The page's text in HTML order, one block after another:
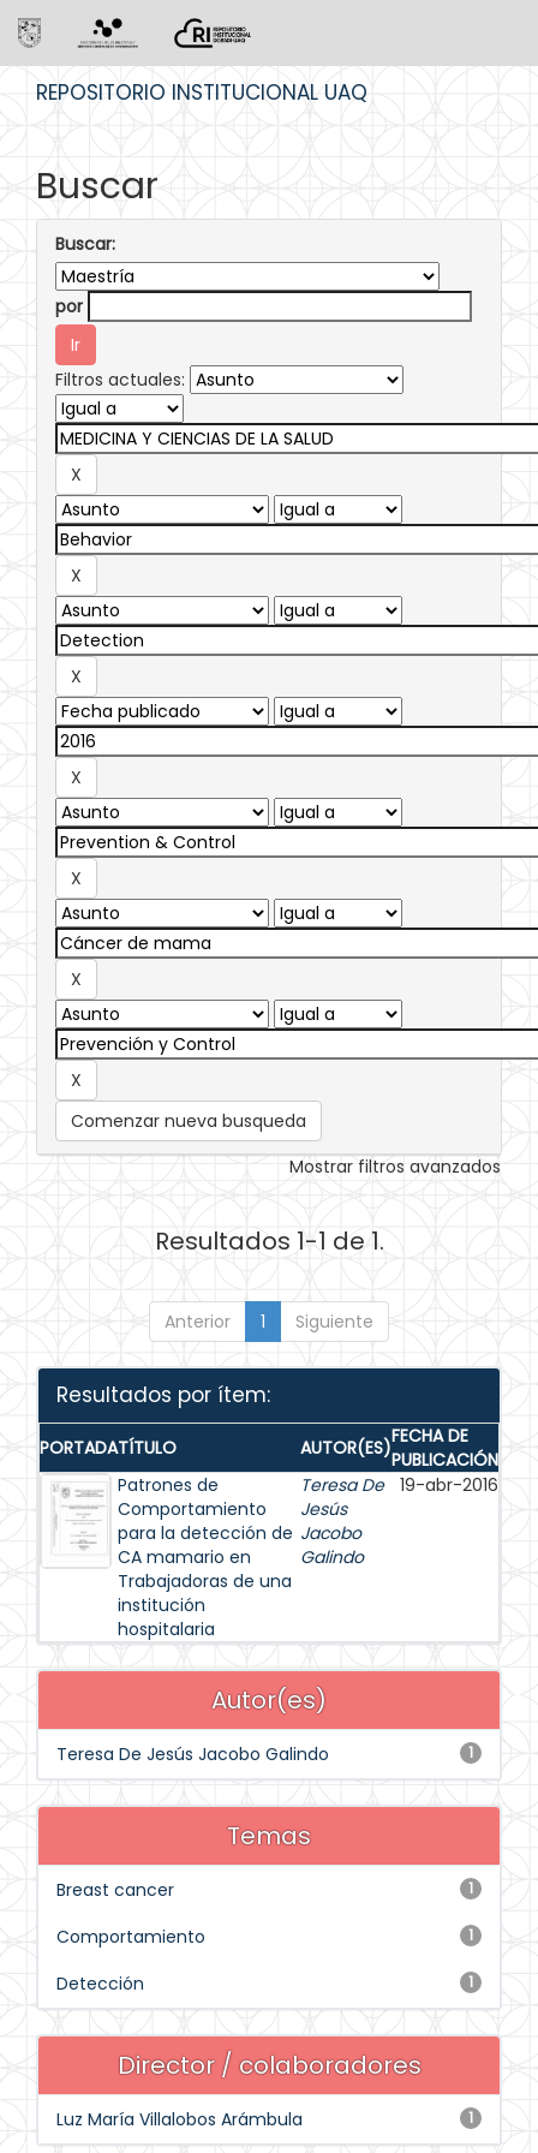
REPOSITORIO INSTITUCIONAL UAQ
Buscar
Buscar:
por
Filtros actuales:
Comenzar nueva busqueda
Mostrar filtros avanzados
Resultados 1-1 de 1.
Anterior 1 Siguiente
Resultados por ítem:
PORTADATÍTULO AUTOR(ES)FECHA DE
PUBLICACIÓN
Patrones de
Comportamiento
para la detección de
CA mamario en
Trabajadoras de una
institución
hospitalaria
Teresa De
Jesús
Jacobo
Galindo
19-abr-2016
Autor(es)
1
Teresa De Jesús Jacobo Galindo
Temas
1
Breast cancer
1
Comportamiento
1
Detección
Director / colaboradores
1
Luz María Villalobos Arámbula